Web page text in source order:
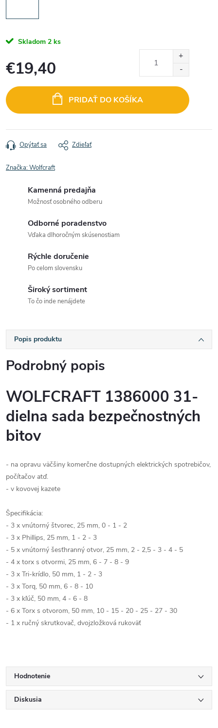
Skladom 2 ks
€19,40
cena:
PRIDAŤ DO KOŠÍKA
Opýtať sa Zdieľať
Značka:Wolfcraft
Kamenná predajňa
Možnosť osobného odberu
Odborné poradenstvo
Vďaka dlhoročným skúsenostiam
Rýchle doručenie
Po celom slovensku
Široký sortiment
To čo inde nenájdete
Popis produktu
Podrobný popis
WOLFCRAFT 1386000 31-
dielna sada bezpečnostných
bitov
- na opravu väčšiny komerčne dostupných elektrických spotrebičov,
počítačov atď.
- v kovovej kazete
Špecifikácia:
- 3 x vnútorný štvorec, 25 mm, 0 - 1 - 2
- 3 x Phillips, 25 mm, 1 - 2 - 3
- 5 x vnútorný šesťhranný otvor, 25 mm, 2 - 2,5 - 3 - 4 - 5
- 4 x torx s otvormi, 25 mm, 6 - 7 - 8 - 9
- 3 x Tri-krídlo, 50 mm, 1 - 2 - 3
- 3 x Torq, 50 mm, 6 - 8 - 10
- 3 x kľúč, 50 mm, 4 - 6 - 8
- 6 x Torx s otvorom, 50 mm, 10 - 15 - 20 - 25 - 27 - 30
- 1 x ručný skrutkovač, dvojzložková rukoväť
Hodnotenie
Diskusia